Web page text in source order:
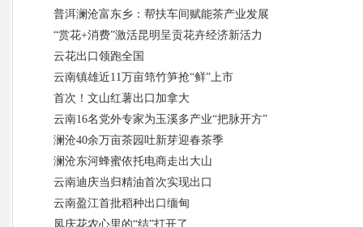
普洱澜沧富东乡：帮扶车间赋能茶产业发展
“赏花+消费”激活昆明呈贡花卉经济新活力
云花出口领跑全国
云南镇雄近11万亩筇竹笋抢“鲜”上市
首次！文山红薯出口加拿大
云南16名党外专家为玉溪多产业“把脉开方”
澜沧40余万亩茶园吐新芽迎春茶季
澜沧东河蜂蜜依托电商走出大山
云南迪庆当归精油首次实现出口
云南盈江首批稻种出口缅甸
凤庆花农心里的“结”打开了